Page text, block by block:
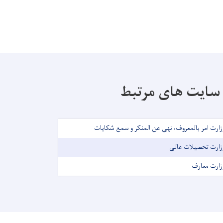
سایت های مرتبط
امر بالمعروف، نهی عن المنکر و سمع شکایات
تحصیلات عالی
معارف